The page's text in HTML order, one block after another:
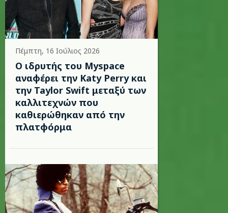
Πέμπτη, 16 Ιούλιος 2026
Ο ιδρυτής του Myspace
αναφέρει την Katy Perry και
την Taylor Swift μεταξύ των
καλλιτεχνών που
καθιερώθηκαν από την
πλατφόρμα